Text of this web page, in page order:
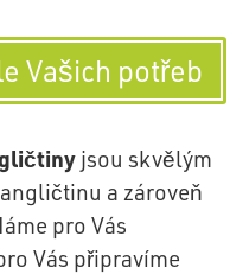
Vašich potřeb
jsou skvělým
a zároveň
pro Vás
Vás připravíme